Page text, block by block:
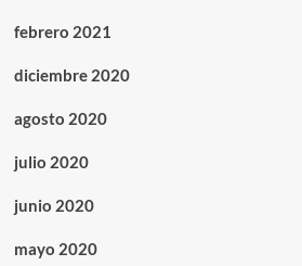
febrero 2021
diciembre 2020
agosto 2020
julio 2020
junio 2020
mayo 2020